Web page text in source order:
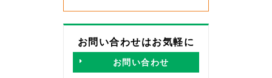
お問い合わせはお気軽に
お問い合わせ